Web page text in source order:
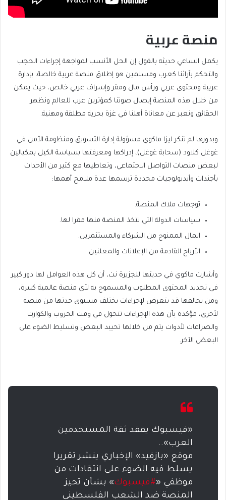
منصة عربية
يكمل الساعي حديثه بالقول إن الحل الأنسب لمواجهة إجراءات الحجب
والتحكم بآرائنا كعرب ومسلمين هو إطلاق منصة عربية خالصة، بإدارة
عربية ومحتوى عربي ورأس مال ومقر وإشراف عربي خالص، حيث يمكن
من خلال هذه المنصة إيصال صوتنا كمؤثرين عرب للعالم ونظهر
الحقائق ونعبر عن معاناة أهلنا في غزة بحرية مطلقة ومهنية.
وبدورها لم تنكر ليزا ماكوي مسؤولة إدارة التسويق ومنظومة الأمن في
غوغل كلاود (سحابة غوغل)، إدراكها ومعرفتها بسياسة الكيل بمكيالين
لبعض منصات التواصل الاجتماعي، وتعاطيها مع كثير من الأحداث
بأجندات وأيديولوجيات محددة ترسمها عدة ملامح أهمها:
توجهات ملاك المنصة.
سياسات الدولة التي تتخذ المنصة منها مقرا لها.
المال الممنوح من الشركاء والمستثمرين.
الأرباح القادمة من الإعلانات والمعلنين.
وأشارت ماكوي في حديثها للجزيرة نت، أن كل هذه العوامل لها دور كبير
في تحديد المحتوى المطلوب والمسموح به لأي منصة عالمية كبيرة،
ومن يخالفها قد يتعرض لإجراءات يختلف مستوى حدتها من منصة
لأخرى، مؤكدة بأن هذه الإجراءات تتحول في وقت الحروب والكوارث
والصراعات لأدوات يتم من خلالها تحييد البعض وتسليط الضوء على
البعض الآخر.
«فيسبوك يفقد ثقة المستخدمين
العرب»..
موقع «بازفيد» الإخباري ينشر تقريرا
يسلط فيه الضوء على انتقادات من
موظفي «#فيسبوك» بشأن تحيز
المنصة ضد الشعب الفلسطيني